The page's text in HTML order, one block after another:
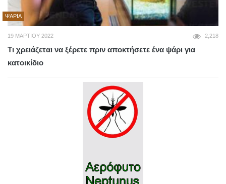
ΨΆΡΙΑ
19 ΜΑΡΤΊΟΥ 2022 2,218
Τι χρειάζεται να ξέρετε πριν αποκτήσετε ένα ψάρι για
κατοικίδιο